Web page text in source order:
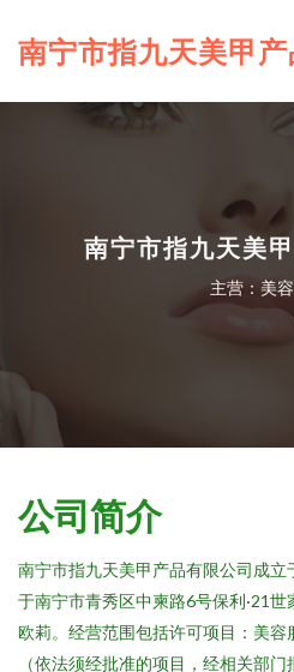
南宁市指九天美甲
南宁市指九天美
主营：美
公司简介
南宁市指九天美甲产品有限公司成
于南宁市青秀区中柬路6号保利·21
欧莉。经营范围包括许可项目：美
（依法须经批准的项目，经相关部